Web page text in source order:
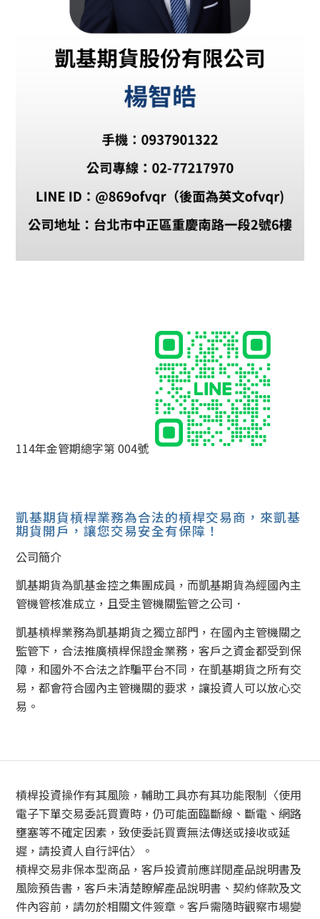
114年金管期總字第 004號
凱基期貨槓桿業務為合法的槓桿交易商，來凱基
期貨開戶，讓您交易安全有保障！
公司簡介
凱基期貨為凱基金控之集團成員，而凱基期貨為經國內主
管機管核准成立，且受主管機關監管之公司．
凱基槓桿業務為凱基期貨之獨立部門，在國內主管機關之
監管下，合法推廣槓桿保證金業務，客戶之資金都受到保
障，和國外不合法之詐騙平台不同，在凱基期貨之所有交
易，都會符合國內主管機關的要求，讓投資人可以放心交
易。
槓桿投資操作有其風險，輔助工具亦有其功能限制〈使用
電子下單交易委託買賣時，仍可能面臨斷線、斷電、網路
壅塞等不確定因素，致使委託買賣無法傳送或接收或延
遲，請投資人自行評估〉。
槓桿交易非保本型商品，客戶投資前應詳閱產品說明書及
風險預告書，客戶未清楚瞭解產品說明書、契約條款及文
件內容前，請勿於相關文件簽章。客戶需隨時觀察市場變